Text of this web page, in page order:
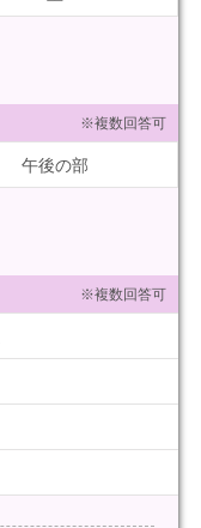
※複数回答可
午後の部
※複数回答可